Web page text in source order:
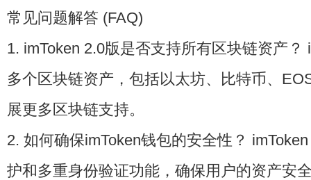
常见问题解答 (FAQ)
1. imToken 2.0版是否支持所有区块链资产？
多个区块链资产，包括以太坊、比特币、
展更多区块链支持。
2. 如何确保imToken钱包的安全性？
护和多重身份验证功能，确保用户的资产安